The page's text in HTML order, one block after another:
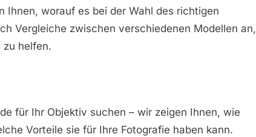
Ihnen, worauf es bei der Wahl des richtigen
Vergleiche zwischen verschiedenen Modellen an,
zu helfen.
für Ihr Objektiv suchen – wir zeigen Ihnen, wie
Vorteile sie für Ihre Fotografie haben kann.